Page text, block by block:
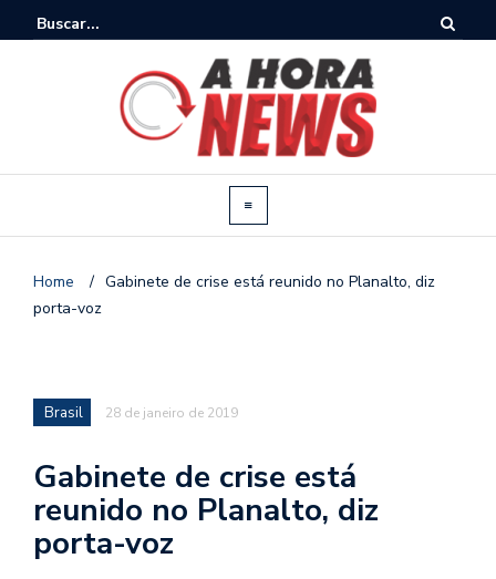
Home / Gabinete de crise está reunido no Planalto, diz
porta-voz
Brasil 28 de janeiro de 2019
Gabinete de crise está
reunido no Planalto, diz
porta-voz